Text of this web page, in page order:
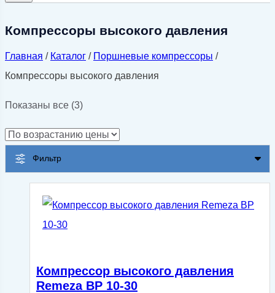
Компрессоры высокого давления
Главная / Каталог / Поршневые компрессоры /
Компрессоры высокого давления
Показаны все (3)Цены:
возрастанию
Фильтр
Компрессор высокого давления
Remeza ВP 10-30